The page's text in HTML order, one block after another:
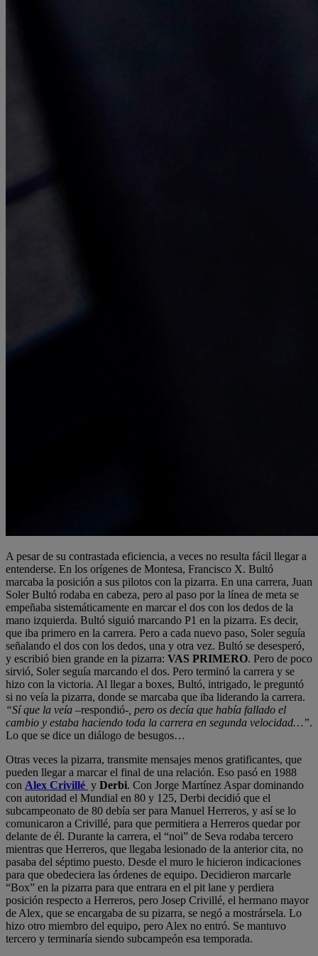
A pesar de su contrastada eficiencia, a veces no resulta fácil llegar a
entenderse. En los orígenes de Montesa, Francisco X. Bultó
marcaba la posición a sus pilotos con la pizarra. En una carrera, Juan
Soler Bultó rodaba en cabeza, pero al paso por la línea de meta se
empeñaba sistemáticamente en marcar el dos con los dedos de la
mano izquierda. Bultó siguió marcando P1 en la pizarra. Es decir,
que iba primero en la carrera. Pero a cada nuevo paso, Soler seguía
señalando el dos con los dedos, una y otra vez. Bultó se desesperó,
y escribió bien grande en la pizarra: VAS PRIMERO. Pero de poco
sirvió, Soler seguía marcando el dos. Pero terminó la carrera y se
hizo con la victoria. Al llegar a boxes, Bultó, intrigado, le preguntó
si no veía la pizarra, donde se marcaba que iba liderando la carrera.
“Sí que la veía –respondió- , pero os decía que había fallado el
cambio y estaba haciendo toda la carrera en segunda velocidad…”.
Lo que se dice un diálogo de besugos…
Otras veces la pizarra, transmite mensajes menos gratificantes, que
pueden llegar a marcar el final de una relación. Eso pasó en 1988
con Alex Crivillé y Derbi. Con Jorge Martínez Aspar dominando
con autoridad el Mundial en 80 y 125, Derbi decidió que el
subcampeonato de 80 debía ser para Manuel Herreros, y así se lo
comunicaron a Crivillé, para que permitiera a Herreros quedar por
delante de él. Durante la carrera, el “noi” de Seva rodaba tercero
mientras que Herreros, que llegaba lesionado de la anterior cita, no
pasaba del séptimo puesto. Desde el muro le hicieron indicaciones
para que obedeciera las órdenes de equipo. Decidieron marcarle
“Box” en la pizarra para que entrara en el pit lane y perdiera
posición respecto a Herreros, pero Josep Crivillé, el hermano mayor
de Alex, que se encargaba de su pizarra, se negó a mostrársela. Lo
hizo otro miembro del equipo, pero Alex no entró. Se mantuvo
tercero y terminaría siendo subcampeón esa temporada.